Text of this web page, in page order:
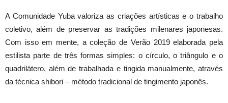
A Comunidade Yuba valoriza as criações artísticas e o trabalho
coletivo, além de preservar as tradições milenares japonesas.
Com isso em mente, a coleção de Verão 2019 elaborada pela
estilista parte de três formas simples: o círculo, o triângulo e o
quadrilátero, além de trabalhada e tingida manualmente, através
da técnica shibori – método tradicional de tingimento japonês.